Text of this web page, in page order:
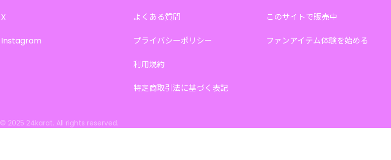
X
Instagram
よくある質問
プライバシーポリシー
利用規約
特定商取引法に基づく表記
このサイトで販売中
ファンアイテム体験を始める
© 2025 24karat. All rights reserved.